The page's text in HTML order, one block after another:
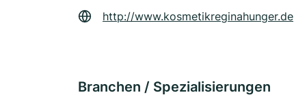
http://www.kosmetikreginahunger.de
Branchen / Spezialisierungen